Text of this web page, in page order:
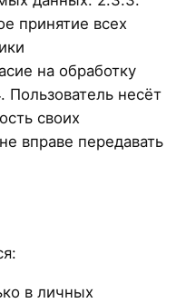
принятие всех
на обработку
несёт
своих
вправе передавать
в личных